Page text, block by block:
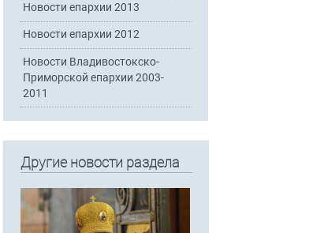
Новости епархии 2013
Новости епархии 2012
Новости Владивостокско-
Приморской епархии 2003-
2011
Другие новости раздела